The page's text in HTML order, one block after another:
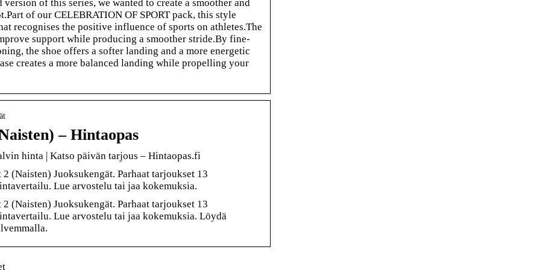
of this series, we wanted to create a smoother and
of our CELEBRATION OF SPORT pack, this style
recognises the positive influence of sports on athletes.The
support while producing a smoother stride.By fine-
the shoe offers a softer landing and a more energetic
creates a more balanced landing while propelling your
– Hintaopas
hinta | Katso päivän tarjous – Hintaopas.fi
(Naisten) Juoksukengät. Parhaat tarjoukset 13
Lue arvostelu tai jaa kokemuksia.
(Naisten) Juoksukengät. Parhaat tarjoukset 13
Lue arvostelu tai jaa kokemuksia. Löydä